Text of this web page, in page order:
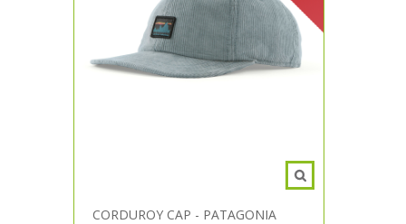
CORDUROY CAP - PATAGONIA